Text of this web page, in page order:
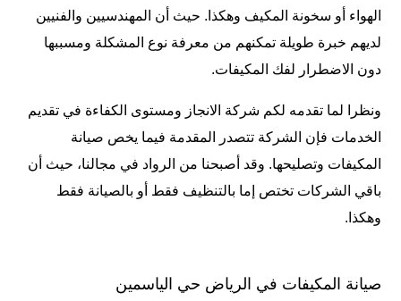
الهواء أو سخونة المكيف وهكذا. حيث أن المهندسيين والفنيين
لديهم خبرة طويلة تمكنهم من معرفة نوع المشكلة ومسببها
دون الاضطرار لفك المكيفات.
ونظرا لما تقدمه لكم شركة الانجاز ومستوى الكفاءة في تقديم
الخدمات فإن الشركة تتصدر المقدمة فيما يخص صيانة
المكيفات وتصليحها. وقد أصبحنا من الرواد في مجالنا، حيث أن
باقي الشركات تختص إما بالتنظيف فقط أو بالصيانة فقط
وهكذا.
صيانة المكيفات في الرياض حي الياسمين